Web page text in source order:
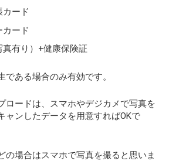
ード
カード
真有り）+健康保険証
である場合のみ有効です。
ロードは、スマホやデジカメで写真を
ャンしたデータを用意すればOKで
の場合はスマホで写真を撮ると思いま